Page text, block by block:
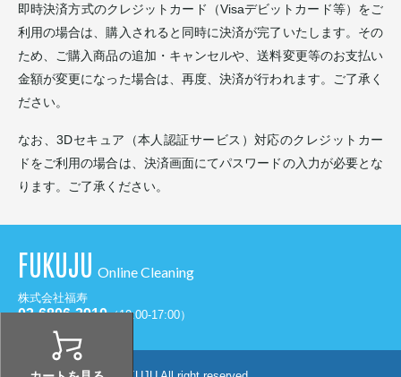
即時決済方式のクレジットカード（Visaデビットカード等）をご
利用の場合は、購入されると同時に決済が完了いたします。その
ため、ご購入商品の追加・キャンセルや、送料変更等のお支払い
金額が変更になった場合は、再度、決済が行われます。ご了承く
ださい。
なお、3Dセキュア（本人認証サービス）対応のクレジットカー
ドをご利用の場合は、決済画面にてパスワードの入力が必要とな
ります。ご了承ください。
FUKUJU Online Cleaning
株式会社福寿
03-6806-2910（10:00-17:00）